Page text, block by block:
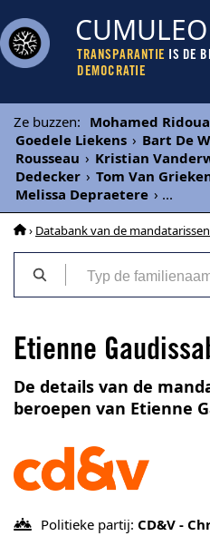
CUMULEO
TRANSPARANTIE IS DE
DEMOCRATIE
Ze buzzen: Mohamed
Goedele Liekens › Bart De
Rousseau › Kristian
Dedecker › Tom Van
Melissa Depraetere › ...
› Databank van de mandatarissen
Etienne
De details van de
beroepen van Etienne
Politieke partij: CD&V -